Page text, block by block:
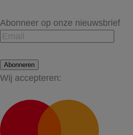
Abonneer op onze nieuwsbrief
Abonneren
Wij accepteren: